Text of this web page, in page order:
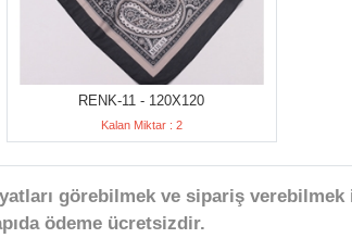
RENK-11 - 120X120
Kalan Miktar : 2
görebilmek ve sipariş
ödeme ücretsizdir.